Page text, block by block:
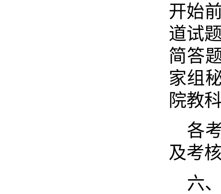
开始
道试
简答
家组
院教
各
及考
六